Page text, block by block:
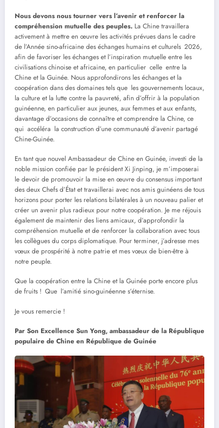
Nous devons nous tourner vers l’avenir et renforcer la
compréhension mutuelle des peuples. La Chine travaillera
activement à mettre en œuvre les activités prévues dans le cadre
de l’Année sino-africaine des échanges humains et culturels 2026,
afin de favoriser les échanges et l’inspiration mutuelle entre les
civilisations chinoise et africaine, en particulier celle entre la
Chine et la Guinée. Nous approfondirons les échanges et la
coopération dans des domaines tels que les gouvernements locaux,
la culture et la lutte contre la pauvreté, afin d’offrir à la population
guinéenne, en particulier aux jeunes, aux femmes et aux enfants,
davantage d’occasions de connaître et comprendre la Chine, ce
qui accéléra la construction d’une communauté d’avenir partagé
Chine-Guinée.
En tant que nouvel Ambassadeur de Chine en Guinée, investi de la
noble mission confiée par le président Xi Jinping, je m’imposerai
le devoir de promouvoir la mise en œuvre du consensus important
des deux Chefs d’État et travaillerai avec nos amis guinéens de tous
horizons pour porter les relations bilatérales à un nouveau palier et
créer un avenir plus radieux pour notre coopération. Je me réjouis
également de maintenir des liens amicaux, d’approfondir la
compréhension mutuelle et de renforcer la collaboration avec tous
les collègues du corps diplomatique. Pour terminer, j’adresse mes
vœux de prospérité à notre patrie et mes vœux de bien-être à
notre peuple.
Que la coopération entre la Chine et la Guinée porte encore plus
de fruits ! Que l’amitié sino-guinéenne s’éternise.
Je vous remercie !
Par Son Excellence Sun Yong, ambassadeur de la République
populaire de Chine en République de Guinée